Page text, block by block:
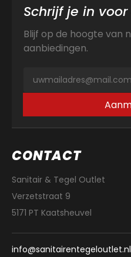
Schrijf je in
Blijf op de hoogte van
aanbiedingen.
CONTACT
Sanitair & Tegel Outlet
Verzetstraat 9
5171 PT Kaatsheuvel
info@sanitairentegeloutlet.nl